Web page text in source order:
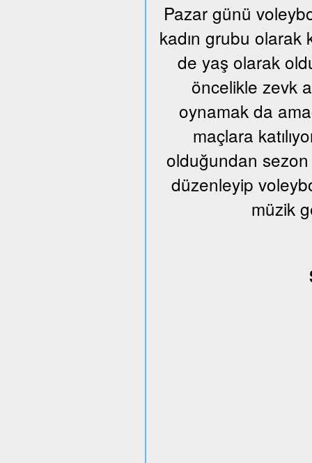
Pazar günü
kadın grubu olarak
de yaş olarak
öncelikle zevk
oynamak da
maçlara
olduğundan
düzenleyip
müzik